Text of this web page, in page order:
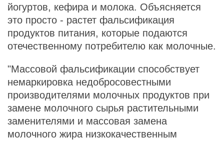
йогуртов, кефира и молока. Объясняется
это просто - растет фальсификация
продуктов питания, которые подаются
отечественному потребителю как молочные.
"Массовой фальсификации способствует
немаркировка недобросовестными
производителями молочных продуктов при
замене молочного сырья растительными
заменителями и массовая замена
молочного жира низкокачественным